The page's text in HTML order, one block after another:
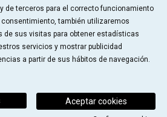
de terceros para el correcto funcionamiento
también utilizaremos
de sus visitas para obtener estadísticas
servicios y mostrar publicidad
a partir de sus hábitos de navegación.
Aceptar cookies